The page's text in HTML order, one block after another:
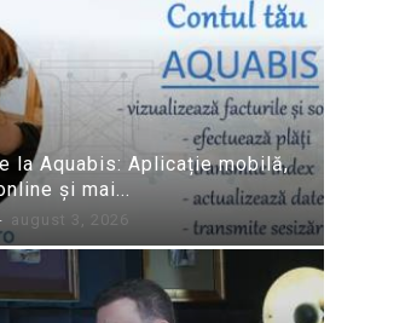
la Aquabis: Aplicație mobilă,
și mai...
august 3, 2026